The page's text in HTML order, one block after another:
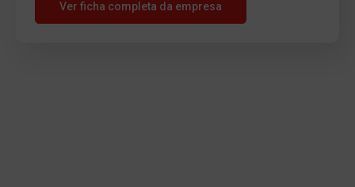
Ver ficha completa da empresa